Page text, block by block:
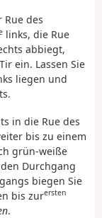
Rue des
links, die Rue
abbiegt,
ein. Lassen Sie
liegen und
in die Rue des
bis zu einem
grün-weiße
Durchgang
biegen Sie
bis zurersten
.